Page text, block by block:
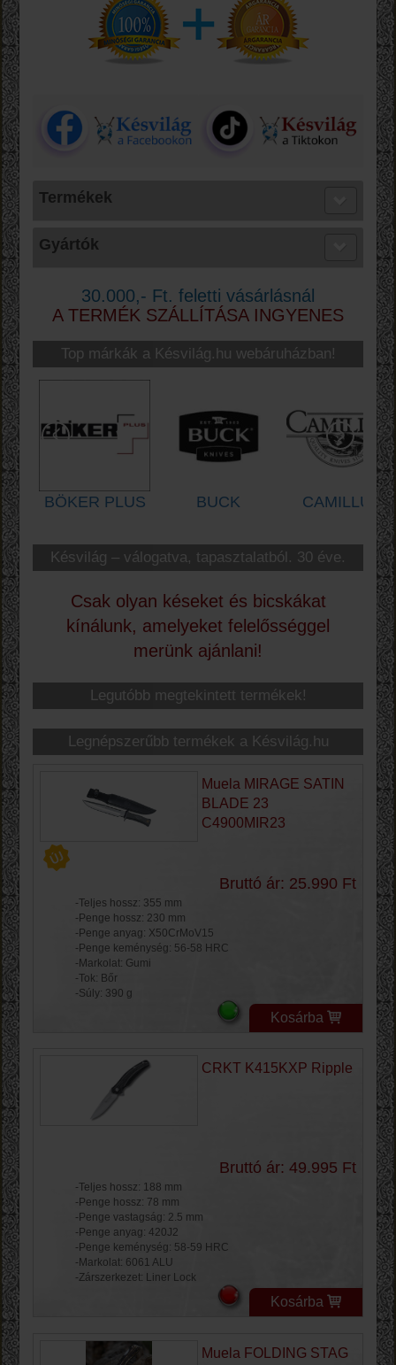
Termékek
Gyártók
30.000,- Ft. feletti vásárlásnál
A TERMÉK SZÁLLÍTÁSA INGYENES
Top márkák a Késvilág.hu webáruházban!
BÖKER PLUS BUCK CAMILLUS
Késvilág – válogatva, tapasztalatból. 30 éve.
Csak olyan késeket és bicskákat
kínálunk, amelyeket felelősséggel
merünk ajánlani!
Legutóbb megtekintett termékek!
Legnépszerűbb termékek a Késvilág.hu
Muela MIRAGE SATIN
BLADE 23
C4900MIR23
Bruttó ár: 25.990 Ft
-Teljes hossz: 355 mm
-Penge hossz: 230 mm
-Penge anyag: X50CrMoV15
-Penge keménység: 56-58 HRC
-Markolat: Gumi
-Tok: Bőr
-Súly: 390 g
Kosárba
CRKT K415KXP Ripple
Bruttó ár: 49.995 Ft
-Teljes hossz: 188 mm
-Penge hossz: 78 mm
-Penge vastagság: 2.5 mm
-Penge anyag: 420J2
-Penge keménység: 58-59 HRC
-Markolat: 6061 ALU
-Zárszerkezet: Liner Lock
Kosárba
Muela FOLDING STAG